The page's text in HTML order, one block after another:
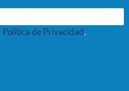
Política de Privacidad.